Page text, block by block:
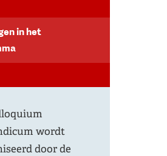
in het
wordt
door de